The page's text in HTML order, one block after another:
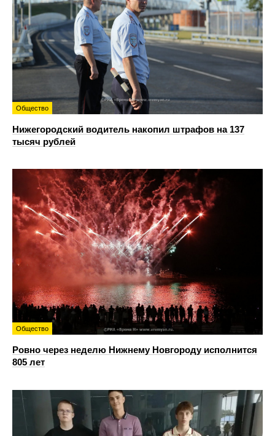
Общество
Нижегородский водитель накопил штрафов на 137
тысяч рублей
Общество
Ровно через неделю Нижнему Новгороду исполнится
805 лет